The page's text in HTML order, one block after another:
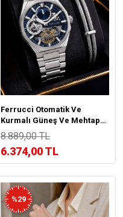
Ferrucci Otomatik Ve
Kurmalı Güneş Ve Mehtap
Kadranlı 2 Yıl Garantili Erkek
Kol Saati BFC.M3558.S2
8.889,00 TL
6.374,00 TL
%29